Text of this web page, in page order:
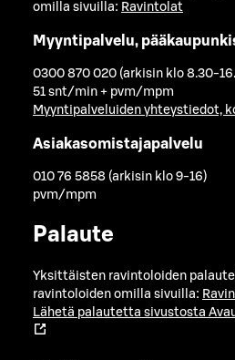
omilla sivuilla: Ravintolat
Myyntipalvelu,
0300 870 020 (arkisin klo 8.30-
51 snt/min + pvm/mpm
Myyntipalveluiden yhteystiedot,
Asiakasomistajapalvelu
010 76 5858 (arkisin klo 9-16)
pvm/mpm
Palaute
Yksittäisten ravintoloiden
ravintoloiden omilla sivuilla:
Lähetä palautetta sivustosta